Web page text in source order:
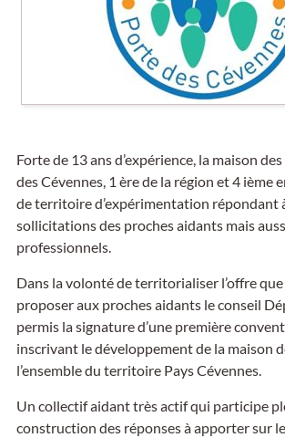
Forte de 13 ans d’expérience, la maison
des Cévennes, 1 ère de la région et 4 ième
de territoire d’expérimentation répondant
sollicitations des proches aidants mais
professionnels.
Dans la volonté de territorialiser l’offre que
proposer aux proches aidants le conseil
permis la signature d’une première
inscrivant le développement de la maison
l’ensemble du territoire Pays Cévennes.
Un collectif aidant très actif qui participe
construction des réponses à apporter sur